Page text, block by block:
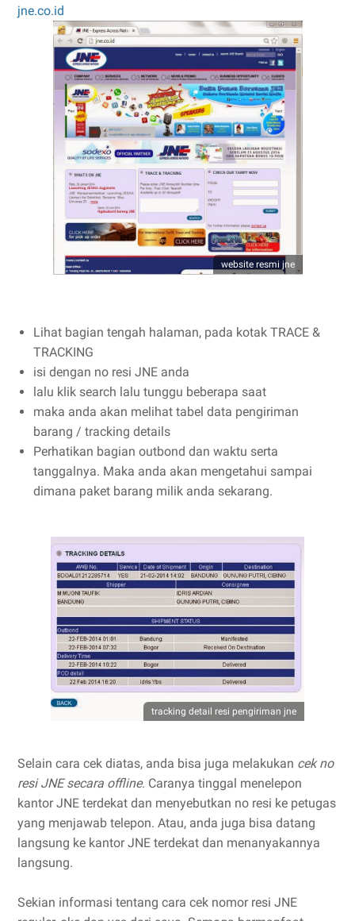
jne.co.id
website resmi jne
Lihat bagian tengah halaman, pada kotak TRACE &
TRACKING
isi dengan no resi JNE anda
lalu klik search lalu tunggu beberapa saat
maka anda akan melihat tabel data pengiriman
barang / tracking details
Perhatikan bagian outbond dan waktu serta
tanggalnya. Maka anda akan mengetahui sampai
dimana paket barang milik anda sekarang.
tracking detail resi pengiriman jne
Selain cara cek diatas, anda bisa juga melakukan cek no
resi JNE secara offline. Caranya tinggal menelepon
kantor JNE terdekat dan menyebutkan no resi ke petugas
yang menjawab telepon. Atau, anda juga bisa datang
langsung ke kantor JNE terdekat dan menanyakannya
langsung.
Sekian informasi tentang cara cek nomor resi JNE